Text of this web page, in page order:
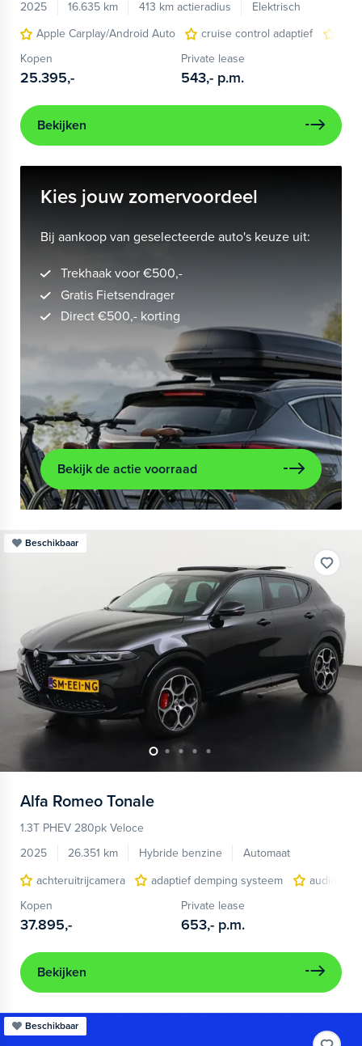
2025
16.635 km 413 km actieradius
Elektrisch
Apple Carplay/Android Auto
cruise control adaptief
Kopen
25.395,-
Private lease
543,- p.m.
Bekijken
Kies jouw zomervoordeel
Bij aankoop van geselecteerde auto's keuze uit:
Trekhaak voor €500,-
Gratis Fietsendrager
Direct €500,- korting
Bekijk de actie voorraad
Beschikbaar
Alfa Romeo Tonale
1.3T PHEV 280pk Veloce
2025
26.351 km Hybride benzine
Automaat
achteruitrijcamera
adaptief demping systeem
audio
Kopen
37.895,-
Private lease
653,- p.m.
Bekijken
Beschikbaar